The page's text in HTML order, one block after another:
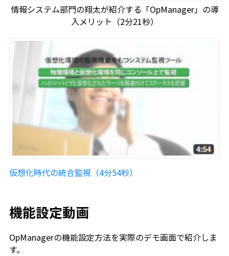
情報システム部門の翔太が紹介する「OpManager」の導
入メリット（2分21秒）
仮想化時代の統合監視（4分54秒）
機能設定動画
OpManagerの機能設定方法を実際のデモ画面で紹介しま
す。